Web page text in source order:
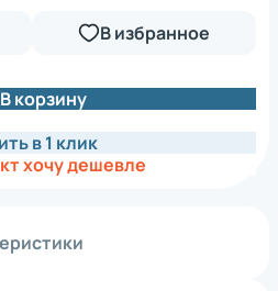
В избранное
В корзину
в 1 клик
хочу дешевле